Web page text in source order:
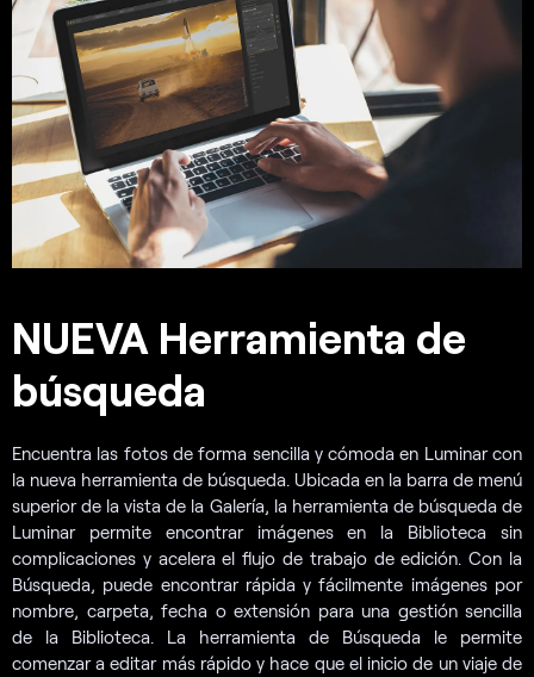
NUEVA Herramienta de
búsqueda
Encuentra las fotos de forma sencilla y cómoda en Luminar con
la nueva herramienta de búsqueda. Ubicada en la barra de menú
superior de la vista de la Galería, la herramienta de búsqueda de
Luminar permite encontrar imágenes en la Biblioteca sin
complicaciones y acelera el flujo de trabajo de edición. Con la
Búsqueda, puede encontrar rápida y fácilmente imágenes por
nombre, carpeta, fecha o extensión para una gestión sencilla
de la Biblioteca. La herramienta de Búsqueda le permite
comenzar a editar más rápido y hace que el inicio de un viaje de